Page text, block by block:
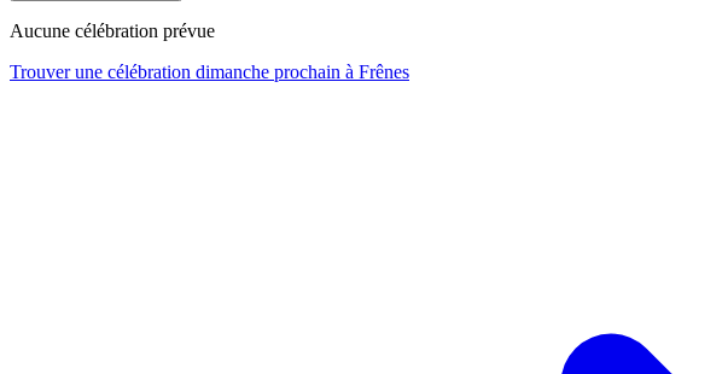
Aucune célébration prévue
Trouver une célébration dimanche prochain à Frênes